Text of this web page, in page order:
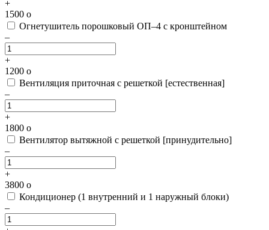
+
1500 o
Огнетушитель порошковый ОП–4 с кронштейном
–
+
1200 o
Вентиляция приточная с решеткой [естественная]
–
+
1800 o
Вентилятор вытяжной с решеткой [принудительно]
–
+
3800 o
Кондиционер (1 внутренний и 1 наружный блоки)
–